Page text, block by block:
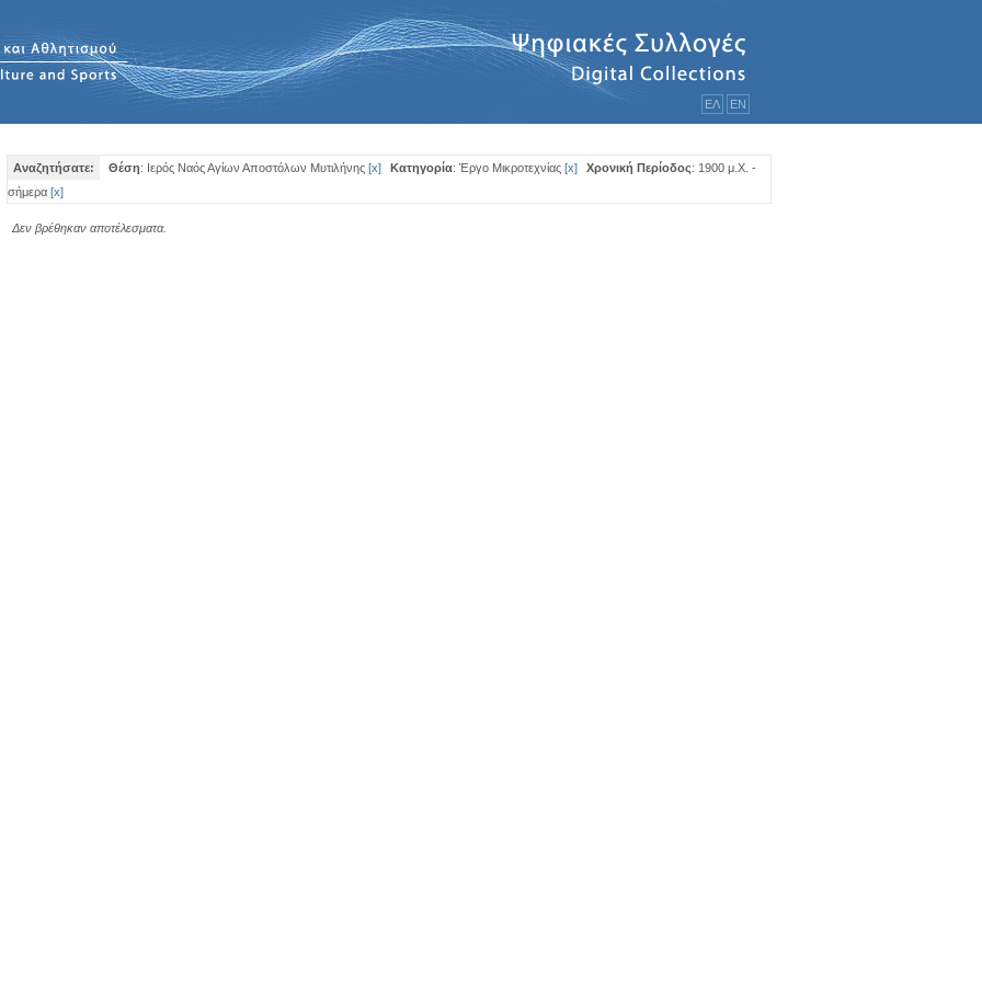
ΕΛ ΕΝ
Αναζητήσατε: Θέση: Ιερός Ναός Αγίων Αποστόλων Μυτιλήνης [x] Κατηγορία: Έργο Μικροτεχνίας [x] Χρονική Περίοδος: 1900 μ.Χ. -
σήμερα [x]
Δεν βρέθηκαν αποτέλεσματα.